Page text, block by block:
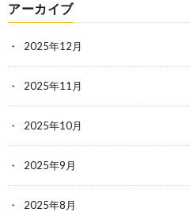
アーカイブ
2025年12月
2025年11月
2025年10月
2025年9月
2025年8月